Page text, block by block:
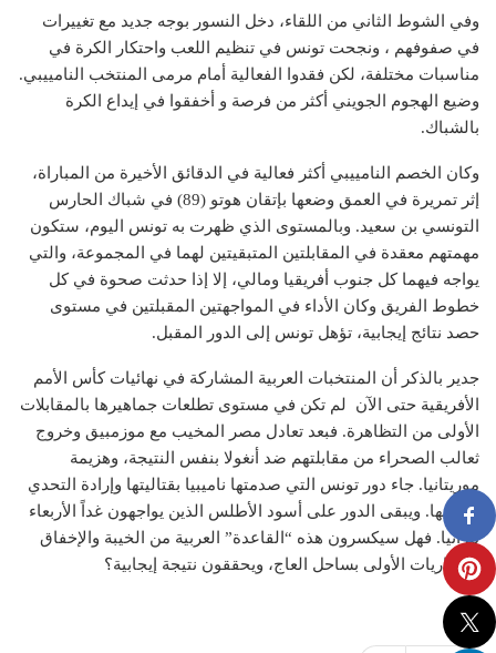
وفي الشوط الثاني من اللقاء، دخل النسور بوجه جديد مع تغييرات
في صفوفهم ، ونجحت تونس في تنظيم اللعب واحتكار الكرة في
مناسبات مختلفة، لكن فقدوا الفعالية أمام مرمى المنتخب النامييبي.
وضيع الهجوم الجويني أكثر من فرصة و أخفقوا في إيداع الكرة
بالشباك.
وكان الخصم النامييبي أكثر فعالية في الدقائق الأخيرة من المباراة،
إثر تمريرة في العمق وضعها بإتقان هوتو (89) في شباك الحارس
التونسي بن سعيد. وبالمستوى الذي ظهرت به تونس اليوم، ستكون
مهمتهم معقدة في المقابلتين المتبقيتين لهما في المجموعة، والتي
يواجه فيهما كل جنوب أفريقيا ومالي، إلا إذا حدثت صحوة في كل
خطوط الفريق وكان الأداء في المواجهتين المقبلتين في مستوى
حصد نتائج إيجابية، تؤهل تونس إلى الدور المقبل.
جدير بالذكر أن المنتخبات العربية المشاركة في نهائيات كأس الأمم
الأفريقية حتى الآن لم تكن في مستوى تطلعات جماهيرها بالمقابلات
الأولى من التظاهرة. فبعد تعادل مصر المخيب مع موزمبيق وخروج
ثعالب الصحراء من مقابلتهم ضد أنغولا بنفس النتيجة، وهزيمة
موريتانيا. جاء دور تونس التي صدمتها ناميبيا بقتاليتها وإرادة التحدي
للاعبيها. ويبقى الدور على أسود الأطلس الذين يواجهون غداً الأربعاء
تنزانيا. فهل سيكسرون هذه “القاعدة” العربية من الخيبة والإخفاق
بالمباريات الأولى بساحل العاج، ويحققون نتيجة إيجابية؟